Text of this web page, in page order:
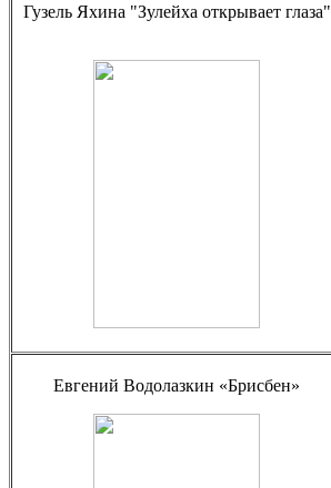
Гузель Яхина "Зулейха открывает глаза"
Евгений Водолазкин «Брисбен»